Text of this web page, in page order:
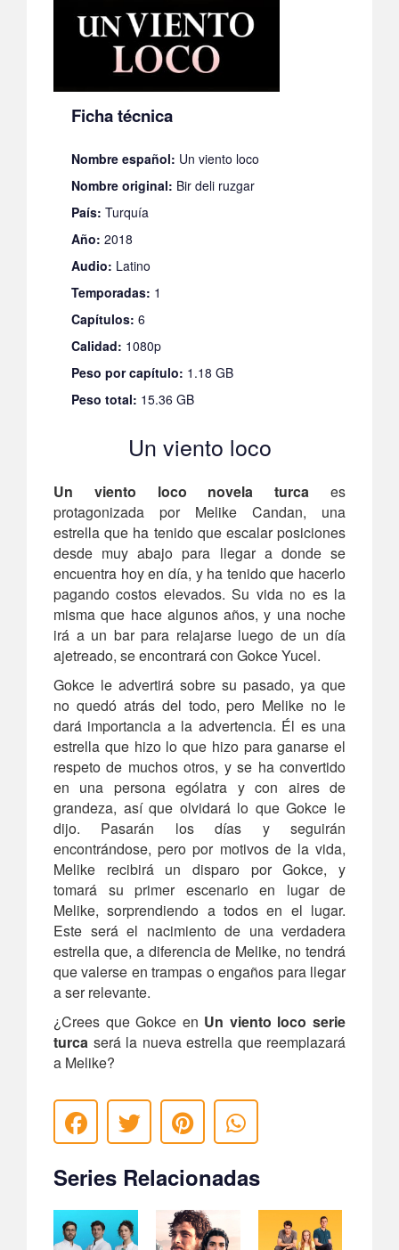
Ficha técnica
Nombre español: Un viento loco
Nombre original: Bir deli ruzgar
País: Turquía
Año: 2018
Audio: Latino
Temporadas: 1
Capítulos: 6
Calidad: 1080p
Peso por capítulo: 1.18 GB
Peso total: 15.36 GB
Un viento loco
Un viento loco novela turca es
protagonizada por Melike Candan, una
estrella que ha tenido que escalar posiciones
desde muy abajo para llegar a donde se
encuentra hoy en día, y ha tenido que hacerlo
pagando costos elevados. Su vida no es la
misma que hace algunos años, y una noche
irá a un bar para relajarse luego de un día
ajetreado, se encontrará con Gokce Yucel.
Gokce le advertirá sobre su pasado, ya que
no quedó atrás del todo, pero Melike no le
dará importancia a la advertencia. Él es una
estrella que hizo lo que hizo para ganarse el
respeto de muchos otros, y se ha convertido
en una persona ególatra y con aires de
grandeza, así que olvidará lo que Gokce le
dijo. Pasarán los días y seguirán
encontrándose, pero por motivos de la vida,
Melike recibirá un disparo por Gokce, y
tomará su primer escenario en lugar de
Melike, sorprendiendo a todos en el lugar.
Este será el nacimiento de una verdadera
estrella que, a diferencia de Melike, no tendrá
que valerse en trampas o engaños para llegar
a ser relevante.
¿Crees que Gokce en Un viento loco serie
turca será la nueva estrella que reemplazará
a Melike?
Series Relacionadas